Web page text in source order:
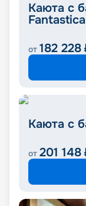
Каюта с
от 182 228
Каюта с
от 201 148